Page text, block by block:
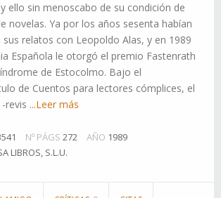
ello sin menoscabo de su condición de
novelas. Ya por los años sesenta habían
relatos con Leopoldo Alas, y en 1989
Española le otorgó el premio Fastenrath
de Estocolmo. Bajo el
de Cuentos para lectores cómplices, el
revis ...Leer más
Nº PÁGS 272 AÑO 1989
LIBROS, S.L.U.